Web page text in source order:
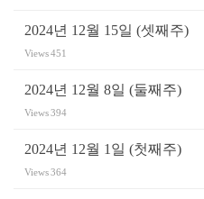
2024년 12월 15일 (셋째주)
Views451
2024년 12월 8일 (둘째주)
Views394
2024년 12월 1일 (첫째주)
Views364